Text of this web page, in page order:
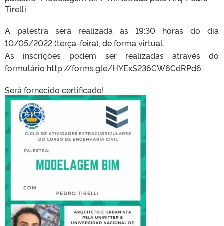
Tirelli.
A palestra será realizada às 19:30 horas do dia
10/05/2022 (terça-feira), de forma virtual.
As inscrições podem ser realizadas através do
formulário http://forms.gle/HYExS236CW6CdRPd6
Será fornecido certificado!